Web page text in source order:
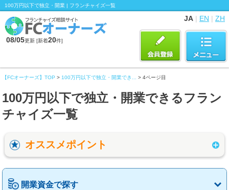
100万円以下で独立・開業 | フランチャイズ一覧
08/05更新 [新着20件]
JA | EN | ZH
【FCオーナーズ】TOP > 100万円以下で独立・開業でき...> 4ページ目
100万円以下で独立・開業できるフラン
チャイズ一覧
オススメポイント
開業資金で探す